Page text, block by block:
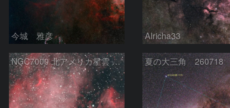
今城 雅彦 Alricha33
NGC7000 北アメリカ星雲 IC5067~5070 ペリカン星雲 はくちょう座 夏の大三角 260718